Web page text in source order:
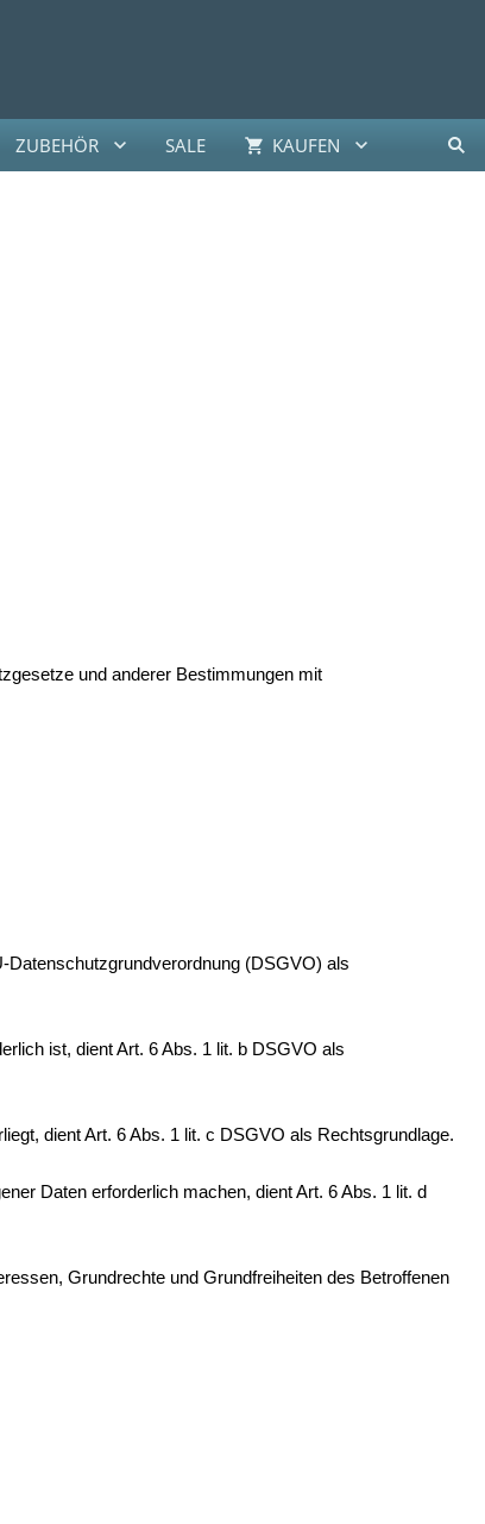
ZUBEHÖR SALE KAUFEN
und anderer Bestimmungen mit
Datenschutzgrundverordnung (DSGVO) als
ist, dient Art. 6 Abs. 1 lit. b DSGVO als
dient Art. 6 Abs. 1 lit. c DSGVO als Rechtsgrundlage.
Daten erforderlich machen, dient Art. 6 Abs. 1 lit. d
Grundrechte und Grundfreiheiten des Betroffenen